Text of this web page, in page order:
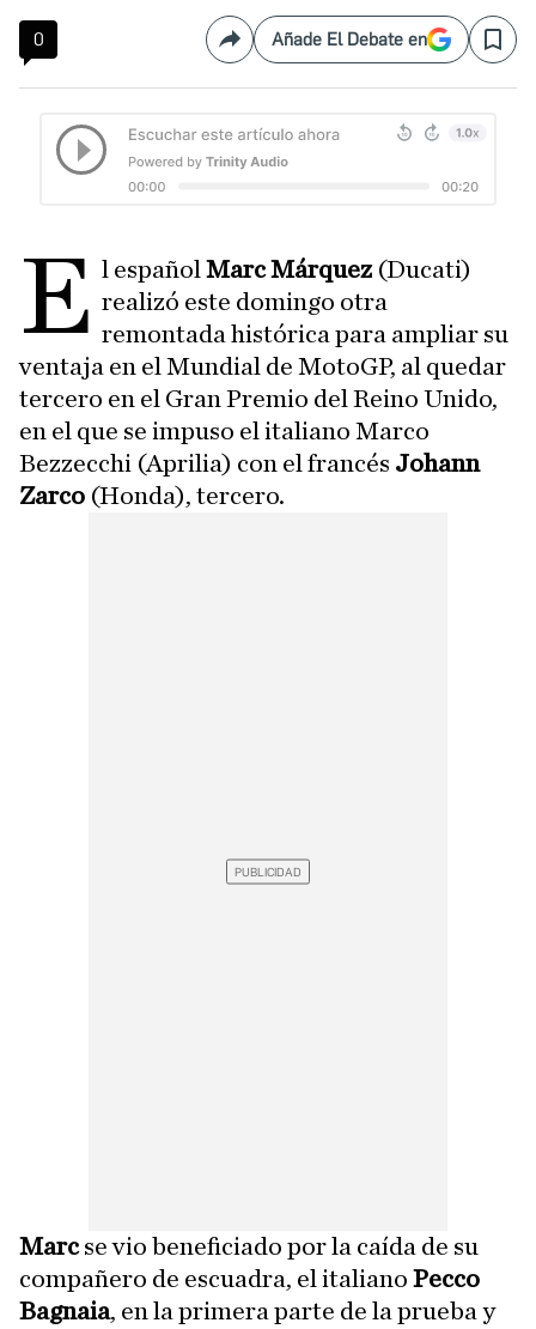
0 CompartirAñade El Debate en Save
E l españolMarc Márquez(Ducati)
realizó este domingo otra
remontada histórica para ampliar su
ventaja en el Mundial de MotoGP, al quedar
tercero en el Gran Premio del Reino Unido,
en el que se impuso el italiano Marco
Bezzecchi (Aprilia) con el francés Johann
Zarco (Honda), tercero.
Marcse vio beneficiado por la caída de su
compañero de escuadra, el italiano Pecco
Bagnaia, en la primera parte de la prueba y